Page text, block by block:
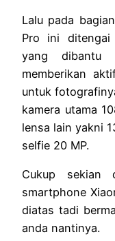
Lalu pada
Pro ini ditengai
yang dibantu
memberikan
untuk
kamera utama
lensa lain yakni
selfie 20 MP.
Cukup sekian
smartphone
diatas tadi
anda nantinya.